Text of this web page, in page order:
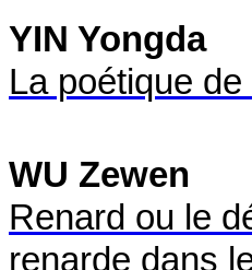
YIN Yongda
La poétique de
WU Zewen
Renard ou le
renarde dans